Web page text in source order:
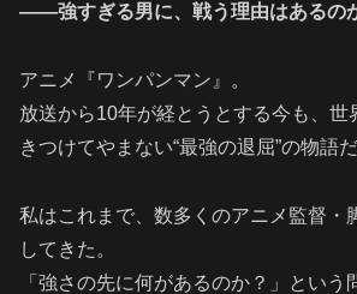
――強すぎる男に、戦う理由はあるの
アニメ『ワンパンマン』。
放送から10年が経とうとする今も、世
きつけてやまない“最強の退屈”の物語だ
私はこれまで、数多くのアニメ監督・
してきた。
「強さの先に何があるのか？」という